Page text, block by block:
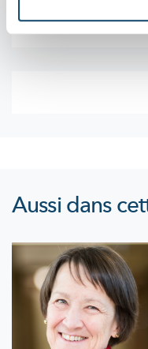
Aussi dans